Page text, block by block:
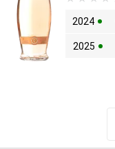
2024
2025